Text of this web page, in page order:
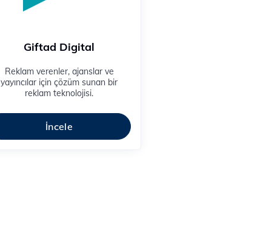
Giftad Digital
Reklam verenler, ajanslar ve
yayıncılar için çözüm sunan bir
reklam teknolojisi.
İncele